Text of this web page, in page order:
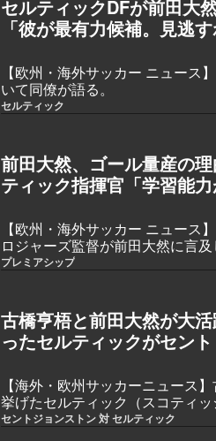
セルティックDFが前田大
「彼が最有力候補。見逃
【欧州・海外サッカー ニュース
いて同僚が語る。
セルティック
前田大然、ゴール量産の
ティック指揮官「学習能
【欧州・海外サッカー ニュース
ロジャーズ監督が前田大然に言
プレミアシップ
古橋亨梧と前田大然が大
ったセルティックがセン
【海外・欧州サッカーニュース
挙げたセルティック（スコティ
0でセント・ジョンストン戦に勝
セントジョンストン 対 セルティック